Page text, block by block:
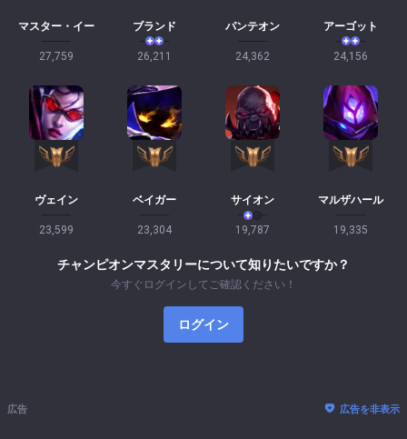
マスター・イー
27,759
ブランド
26,211
パンテオン
24,362
アーゴット
24,156
ヴェイン
23,599
ベイガー
23,304
サイオン
19,787
マルザハール
19,335
チャンピオンマスタリーについて知りたいですか？
今すぐログインしてご確認ください！
ログイン
広告 広告を非表示